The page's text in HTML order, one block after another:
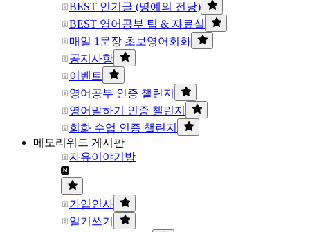
BEST 인기글 (명예의 전당)
BEST 영어공부 팁 & 자료실
매일 1문장 초보영어회화
공지사항
이벤트
영어공부 인증 챌린지
영어말하기 인증 챌린지
회화 수업 인증 챌린지
메모리워드 게시판
자유이야기방
가입인사
일기쓰기